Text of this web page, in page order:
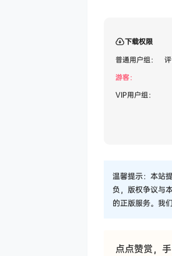
下载权限
普通用户组：
游客：
VIP用户组：
温馨提示：本站
负，版权争议与
的正版服务。我
点点赞赏，